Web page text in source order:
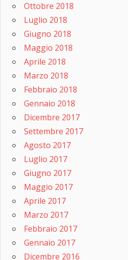
Ottobre 2018
Luglio 2018
Giugno 2018
Maggio 2018
Aprile 2018
Marzo 2018
Febbraio 2018
Gennaio 2018
Dicembre 2017
Settembre 2017
Agosto 2017
Luglio 2017
Giugno 2017
Maggio 2017
Aprile 2017
Marzo 2017
Febbraio 2017
Gennaio 2017
Dicembre 2016